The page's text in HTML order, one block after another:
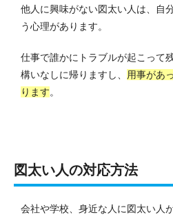
他人に興味がない図太い人は、自
う心理があります。
仕事で誰かにトラブルが起こって
構いなしに帰りますし、
用事があ
ります。
図太い人の対応方法
会社や学校、身近な人に図太い人